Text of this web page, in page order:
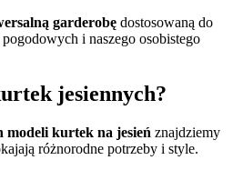
garderobę dostosowaną do
i naszego osobistego
jesiennych?
kurtek na jesień znajdziemy
różnorodne potrzeby i style.